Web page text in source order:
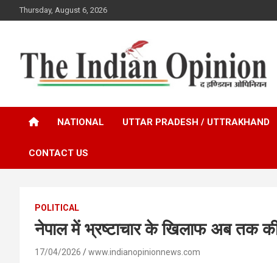
to
Thursday, August 6, 2026
Indian Opinion News
NATIONAL UTTAR PRADESH / UTTRAKHAND
CONTACT US
POLITICAL
नेपाल में भ्रष्टाचार के खिलाफ अब तक
17/04/2026 www.indianopinionnews.com